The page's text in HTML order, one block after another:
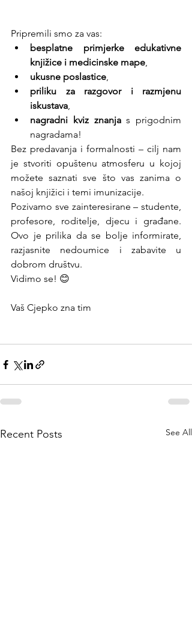
Pripremili smo za vas:
besplatne primjerke edukativne
knjižice i medicinske mape,
ukusne poslastice,
priliku za razgovor i razmjenu
iskustava,
nagradni kviz znanja s prigodnim
nagradama!
Bez predavanja i formalnosti – cilj nam
je stvoriti opuštenu atmosferu u kojoj
možete saznati sve što vas zanima o
našoj knjižici i temi imunizacije.
Pozivamo sve zainteresirane – studente,
profesore, roditelje, djecu i građane.
Ovo je prilika da se bolje informirate,
razjasnite nedoumice i zabavite u
dobrom društvu.
Vidimo se! 😊
Vaš Cjepko zna tim
Recent Posts See All